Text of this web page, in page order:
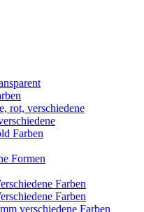
rot, verschiedene
Farben
Formen
Farben
Farben
verschiedene Farben